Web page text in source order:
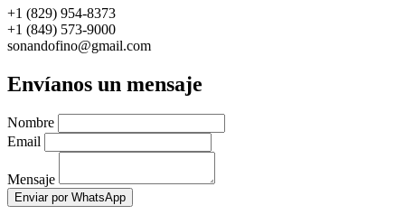
+1 (829) 954-8373
+1 (849) 573-9000
sonandofino@gmail.com
Envíanos un mensaje
Nombre
Email
Mensaje
Enviar por WhatsApp